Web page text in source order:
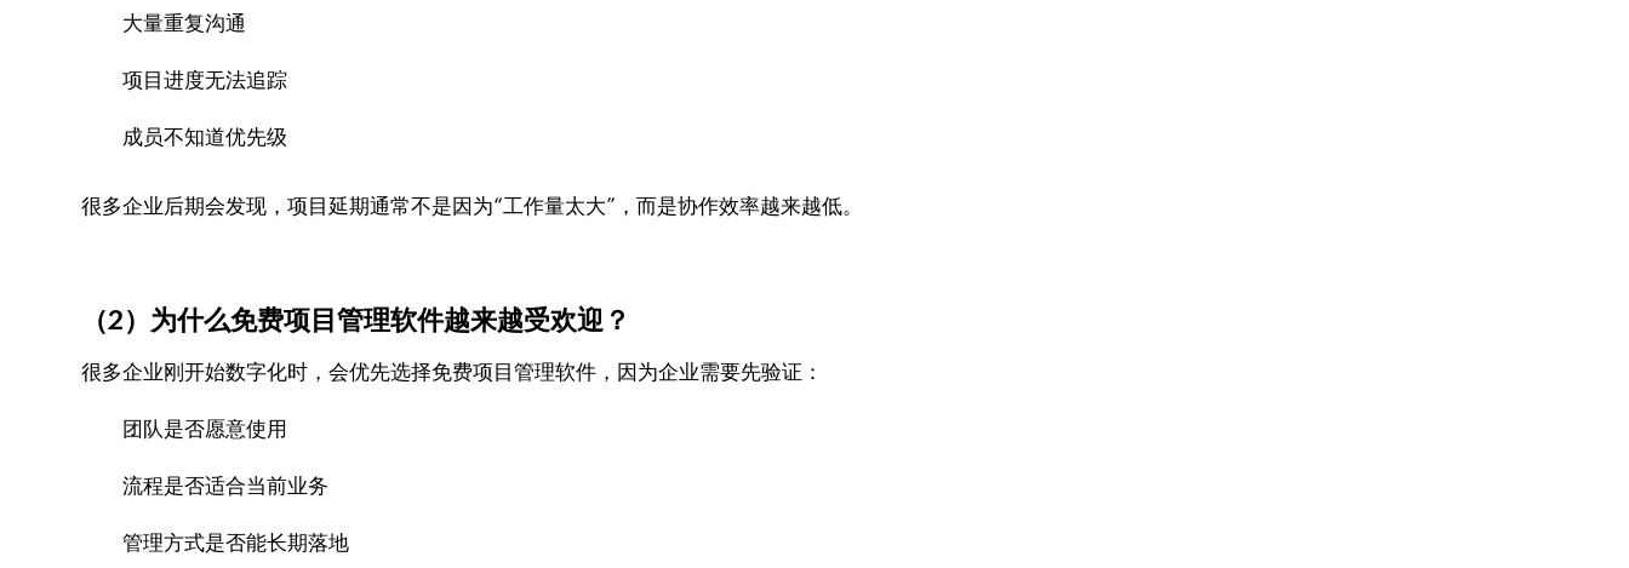
大量重复沟通
项目进度无法追踪
成员不知道优先级
很多企业后期会发现，项目延期通常不是因为“工作量太大”，而是协作效率越来越低。
（2）为什么免费项目管理软件越来越受欢迎？
很多企业刚开始数字化时，会优先选择免费项目管理软件，因为企业需要先验证：
团队是否愿意使用
流程是否适合当前业务
管理方式是否能长期落地